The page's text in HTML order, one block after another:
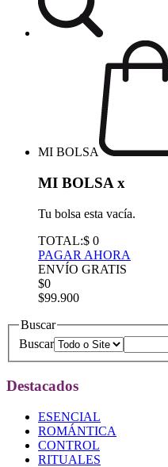
MI BOLSA
MI BOLSA x
Tu bolsa esta vacía.
TOTAL:$ 0
PAGAR AHORA
ENVÍO GRATIS
$0
$99.900
Buscar
Buscar
Destacados
ESENCIAL
ROMÁNTICA
CONTROL
RITUALES